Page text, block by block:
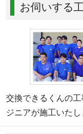
お伺いする
交換できるくんの
ジニアが施工いたし